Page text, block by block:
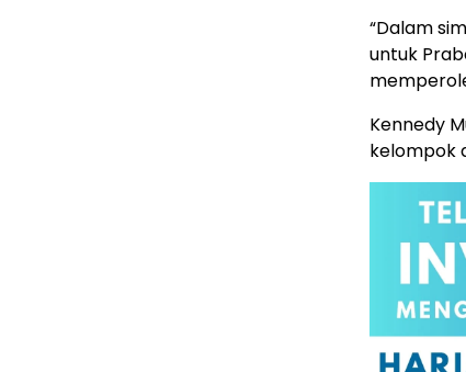
“Dalam
untuk
Kennedy
kelompok